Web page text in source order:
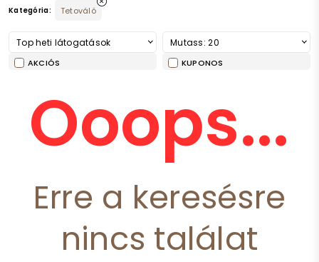
Kategória: Tetováló
Top heti látogatások Mutass: 20
AKCIÓS KUPONOS
Ooops...
Erre a keresésre
nincs találat